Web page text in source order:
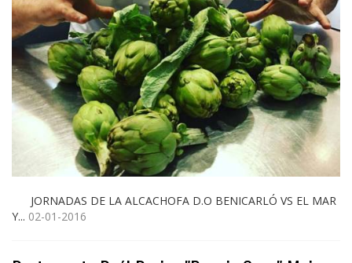
JORNADAS DE LA ALCACHOFA D.O BENICARLÓ VS EL MAR
Y... 02-01-2016